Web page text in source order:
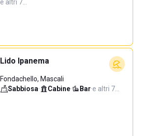
e altri 7…
Lido Ipanema
Fondachello, Mascali
Sabbiosa· Cabine· Bar·e altri 7…